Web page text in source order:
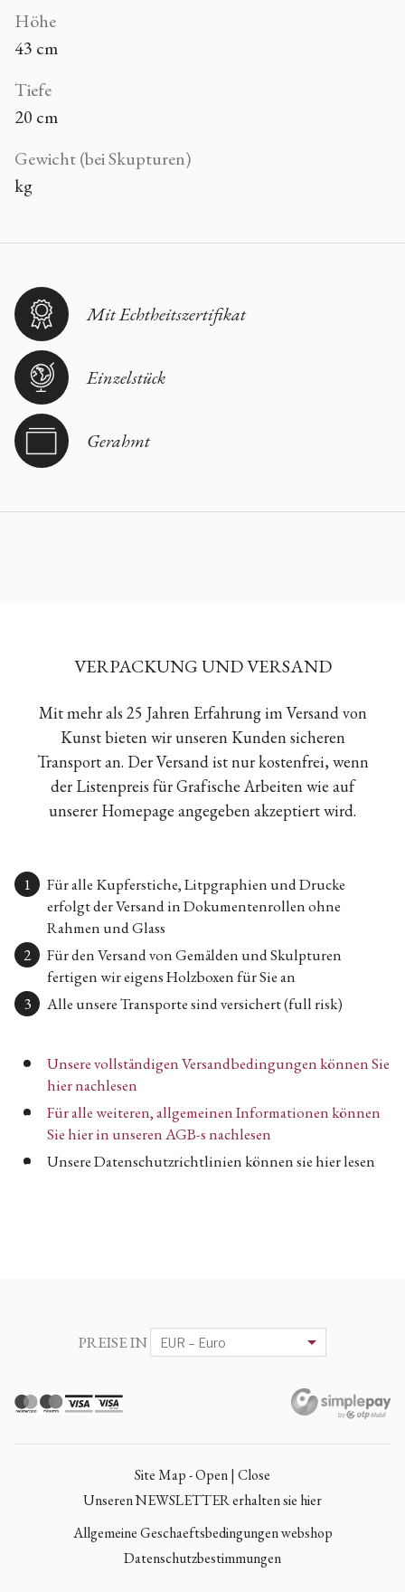
Höhe
43 cm
Tiefe
20 cm
Gewicht (bei Skupturen)
kg
Mit Echtheitszertifikat
Einzelstück
Gerahmt
VERPACKUNG UND VERSAND
Mit mehr als 25 Jahren Erfahrung im Versand von
Kunst bieten wir unseren Kunden sicheren
Transport an. Der Versand ist nur kostenfrei, wenn
der Listenpreis für Grafische Arbeiten wie auf
unserer Homepage angegeben akzeptiert wird.
Für alle Kupferstiche, Litpgraphien und Drucke
erfolgt der Versand in Dokumentenrollen ohne
Rahmen und Glass
Für den Versand von Gemälden und Skulpturen
fertigen wir eigens Holzboxen für Sie an
Alle unsere Transporte sind versichert (full risk)
Unsere vollständigen Versandbedingungen können Sie
hier nachlesen
Für alle weiteren, allgemeinen Informationen können
Sie hier in unseren AGB-s nachlesen
Unsere Datenschutzrichtlinien können sie hier lesen
PREISE IN
Site Map - Open | Close
Unseren NEWSLETTER erhalten sie hier
Allgemeine Geschaeftsbedingungen webshop
Datenschutzbestimmungen